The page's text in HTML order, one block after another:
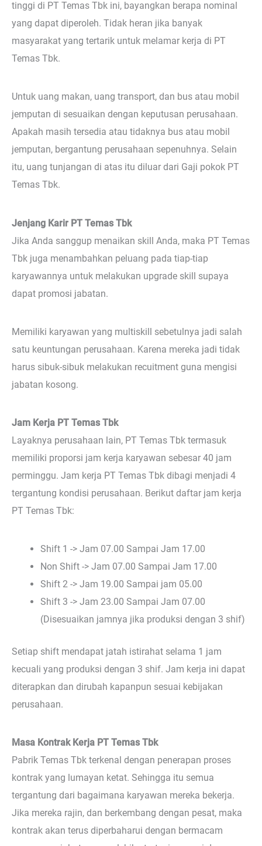
tinggi di PT Temas Tbk ini, bayangkan berapa nominal
yang dapat diperoleh. Tidak heran jika banyak
masyarakat yang tertarik untuk melamar kerja di PT
Temas Tbk.
Untuk uang makan, uang transport, dan bus atau mobil
jemputan di sesuaikan dengan keputusan perusahaan.
Apakah masih tersedia atau tidaknya bus atau mobil
jemputan, bergantung perusahaan sepenuhnya. Selain
itu, uang tunjangan di atas itu diluar dari Gaji pokok PT
Temas Tbk.
Jenjang Karir PT Temas Tbk
Jika Anda sanggup menaikan skill Anda, maka PT Temas
Tbk juga menambahkan peluang pada tiap-tiap
karyawannya untuk melakukan upgrade skill supaya
dapat promosi jabatan.
Memiliki karyawan yang multiskill sebetulnya jadi salah
satu keuntungan perusahaan. Karena mereka jadi tidak
harus sibuk-sibuk melakukan recuitment guna mengisi
jabatan kosong.
Jam Kerja PT Temas Tbk
Layaknya perusahaan lain, PT Temas Tbk termasuk
memiliki proporsi jam kerja karyawan sebesar 40 jam
perminggu. Jam kerja PT Temas Tbk dibagi menjadi 4
tergantung kondisi perusahaan. Berikut daftar jam kerja
PT Temas Tbk:
Shift 1 -> Jam 07.00 Sampai Jam 17.00
Non Shift -> Jam 07.00 Sampai Jam 17.00
Shift 2 -> Jam 19.00 Sampai jam 05.00
Shift 3 -> Jam 23.00 Sampai Jam 07.00
(Disesuaikan jamnya jika produksi dengan 3 shif)
Setiap shift mendapat jatah istirahat selama 1 jam
kecuali yang produksi dengan 3 shif. Jam kerja ini dapat
diterapkan dan dirubah kapanpun sesuai kebijakan
perusahaan.
Masa Kontrak Kerja PT Temas Tbk
Pabrik Temas Tbk terkenal dengan penerapan proses
kontrak yang lumayan ketat. Sehingga itu semua
tergantung dari bagaimana karyawan mereka bekerja.
Jika mereka rajin, dan berkembang dengan pesat, maka
kontrak akan terus diperbaharui dengan bermacam